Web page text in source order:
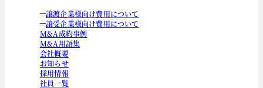
譲渡企業様向け費用について
譲受企業様向け費用について
M&A成約事例
M&A用語集
会社概要
お知らせ
採用情報
社員一覧